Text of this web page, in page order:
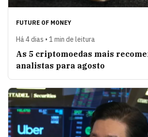
FUTURE OF MONEY
Há 4 dias • 1 min de leitura
As 5 criptomoedas mais
analistas para agosto